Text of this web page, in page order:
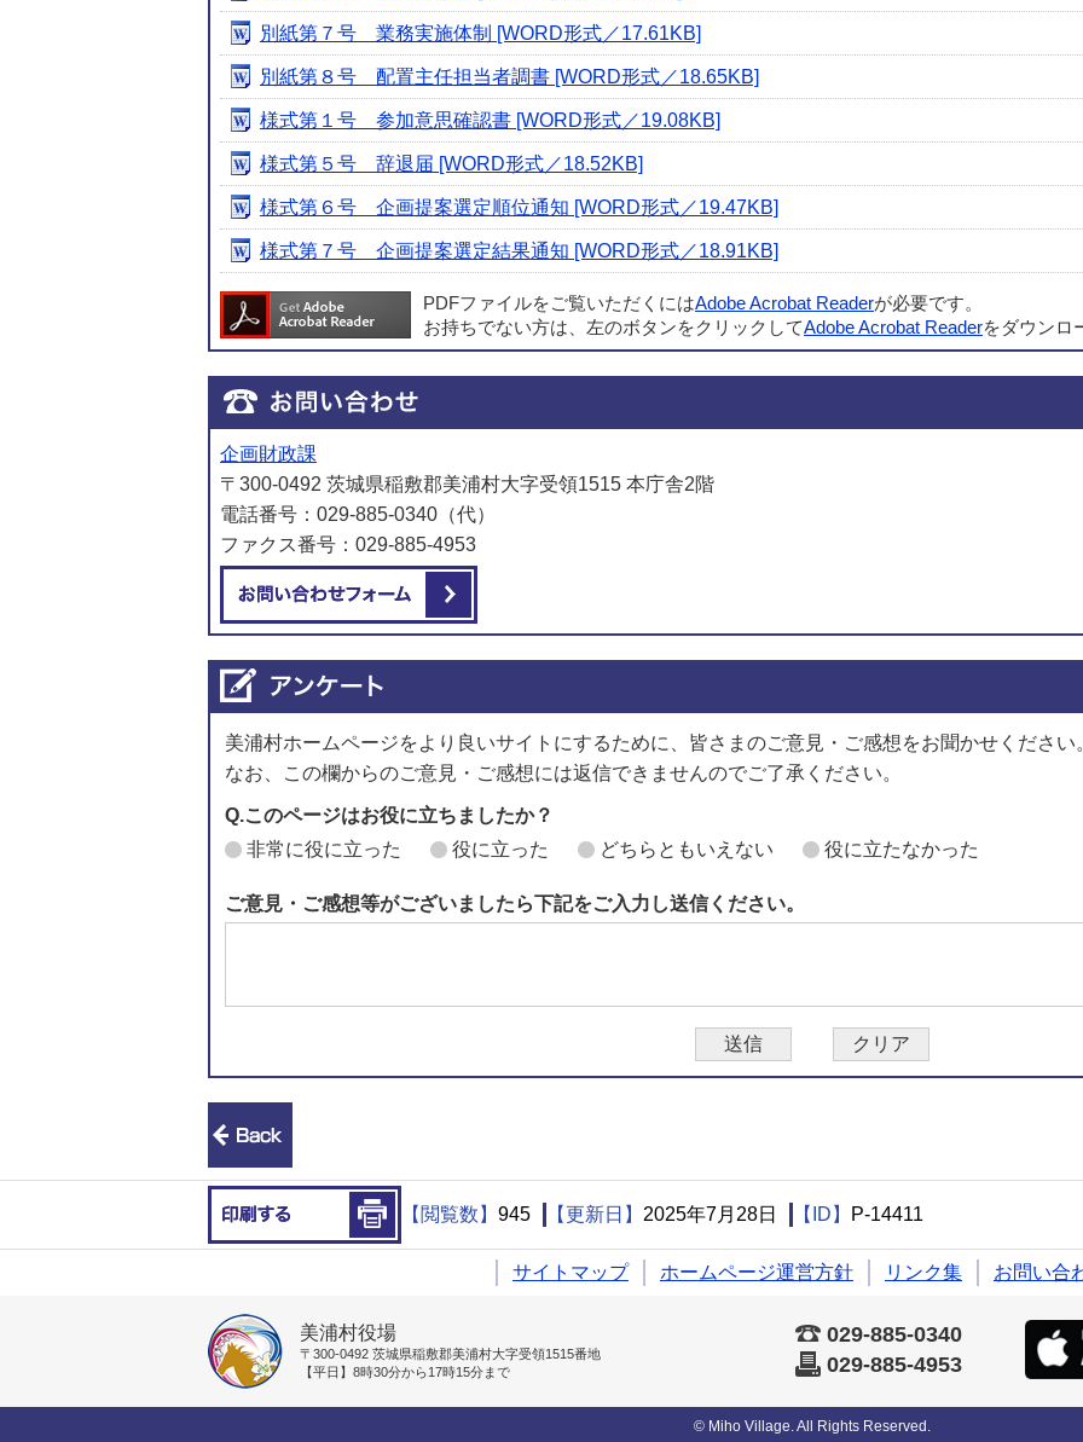
別紙第７号 業務実施体制 [WORD形式／17.61KB]
別紙第８号 配置主任担当者調書 [WORD形式／18.65KB]
様式第１号 参加意思確認書 [WORD形式／19.08KB]
様式第５号 辞退届 [WORD形式／18.52KB]
様式第６号 企画提案選定順位通知 [WORD形式／19.47KB]
様式第７号 企画提案選定結果通知 [WORD形式／18.91KB]
PDFファイルをご覧いただくにはAdobe Acrobat Readerが必要です。
お持ちでない方は、左のボタンをクリックしてAdobe Acrobat Readerをダウンロ
企画財政課
〒300-0492 茨城県稲敷郡美浦村大字受領1515 本庁舎2階
電話番号：029-885-0340（代）
ファクス番号：029-885-4953
美浦村ホームページをより良いサイトにするために、皆さまのご意見・ご感想をお聞かせください
なお、この欄からのご意見・ご感想には返信できませんのでご了承ください。
Q.このページはお役に立ちましたか？
非常に役に立った
役に立った どちらともいえない 役に立たなかった
ご意見・ご感想等がございましたら下記をご入力し送信ください。
印刷する
【閲覧数】 945 【更新日】 2025年7月28日 【ID】 P-14411
サイトマップ ホームページ運営方針 リンク集 お問い合
美浦村役場
〒300-0492 茨城県稲敷郡美浦村大字受領1515番地
【平日】8時30分から17時15分まで
029-885-0340
029-885-4953
© Miho Village. All Rights Reserved.